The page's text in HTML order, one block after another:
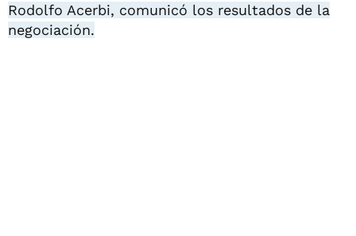
Rodolfo Acerbi, comunicó los resultados de la
negociación.